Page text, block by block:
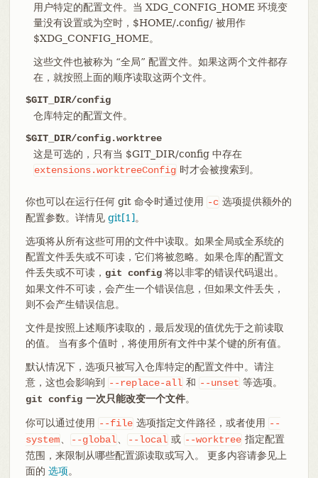
用户特定的配置文件。当 XDG_CONFIG_HOME 环境变
量没有设置或为空时，$HOME/.config/ 被用作
$XDG_CONFIG_HOME。
这些文件也被称为 “全局” 配置文件。如果这两个文件都存
在，就按照上面的顺序读取这两个文件。
$GIT_DIR/config
仓库特定的配置文件。
$GIT_DIR/config.worktree
这是可选的，只有当 $GIT_DIR/config 中存在
extensions.worktreeConfig 时才会被搜索到。
你也可以在运行任何 git 命令时通过使用 -c 选项提供额外的
配置参数。详情见 git[1] 。
选项将从所有这些可用的文件中读取。如果全局或全系统的
配置文件丢失或不可读，它们将被忽略。如果仓库的配置文
件丢失或不可读， git config将以非零的错误代码退出。
如果文件不可读，会产生一个错误信息，但如果文件丢失，
则不会产生错误信息。
文件是按照上述顺序读取的，最后发现的值优先于之前读取
的值。 当有多个值时，将使用所有文件中某个键的所有值。
默认情况下，选项只被写入仓库特定的配置文件中。请注
意，这也会影响到
--replace-all 和 --unset 等选项。
git config一次只能改变一个文件。
你可以通过使用 --file 选项指定文件路径，或者使用 --
system
--global --local 或 --worktree 指定配置
范围，来限制从哪些配置源读取或写入。 更多内容请参见上
面的 选项。